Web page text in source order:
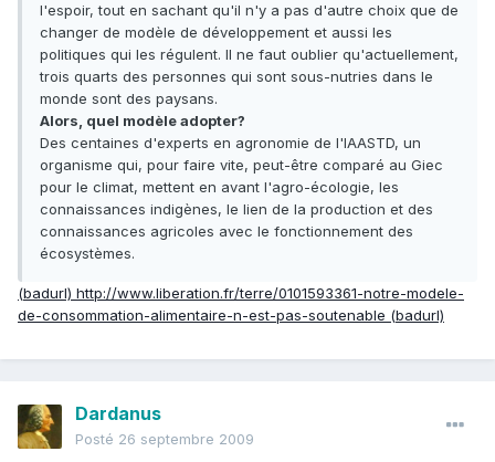
l'espoir, tout en sachant qu'il n'y a pas d'autre choix que de
changer de modèle de développement et aussi les
politiques qui les régulent. Il ne faut oublier qu'actuellement,
trois quarts des personnes qui sont sous-nutries dans le
monde sont des paysans.
Alors, quel modèle adopter?
Des centaines d'experts en agronomie de l'IAASTD, un
organisme qui, pour faire vite, peut-être comparé au Giec
pour le climat, mettent en avant l'agro-écologie, les
connaissances indigènes, le lien de la production et des
connaissances agricoles avec le fonctionnement des
écosystèmes.
(badurl) http://www.liberation.fr/terre/0101593361-notre-modele-
de-consommation-alimentaire-n-est-pas-soutenable (badurl)
Dardanus
Posté 26 septembre 2009